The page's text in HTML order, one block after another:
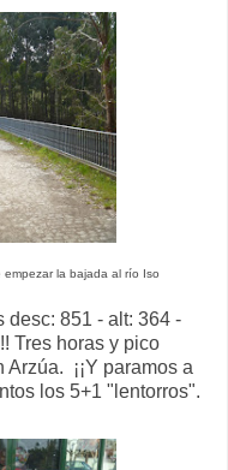
la bajada al río Iso
desc: 851 - alt: 364 -
Tres horas y pico
¡¡Y paramos a
los 5+1 "lentorros".